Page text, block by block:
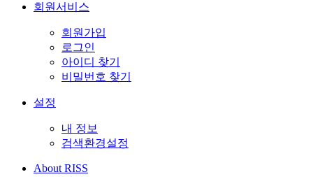
회원서비스
회원가입
로그인
아이디 찾기
비밀번호 찾기
설정
내 정보
검색환경설정
About RISS